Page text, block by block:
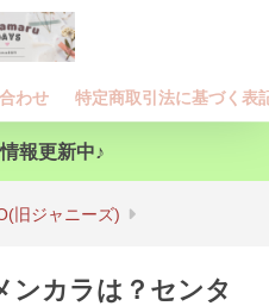
わせ 特定商取引法に基づく表
報更新中♪
旧ジャニーズ)
ンカラは？センタ